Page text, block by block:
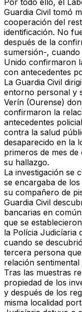
Por todo ello, el
Guardia Civil tomó
cooperación del
identificación. No
después de la
sumersión-, cuando
Unido confirmaron
con antecedentes
La Guardia Civil
entorno personal y
Verín (Ourense)
confirmaron la
antecedentes
contra la salud
desaparecido en la
primeros de mes de
su hallazgo.
La investigación se
se encargaba de
su compañero de
Guardia Civil
bancarias en
que se
la Polícia Judicíaria
cuando se
tercera persona
relación
Tras las muestras
propiedad de los
y después de los
misma localidad